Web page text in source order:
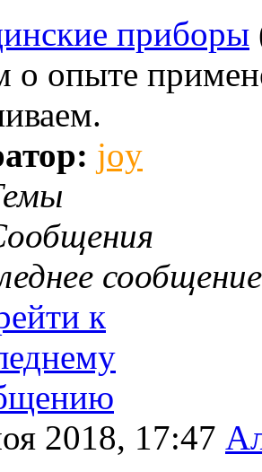
приборы
опыте
joy
сообщение
2018, 17:47